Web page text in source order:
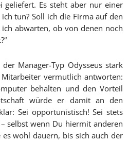
geliefert. Es steht aber nur einer
tun? Soll ich die Firma auf den
abwarten, ob von denen noch
Manager-Typ Odysseus stark
vermutlich antworten:
behalten und den Vorteil
würde er damit an den
Sei opportunistisch! Sei stets
selbst wenn Du hiermit anderen
es wohl dauern, bis sich auch der